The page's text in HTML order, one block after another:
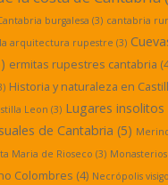
burgalesa (3) cantabria
arquitectura rupestre (3)
ermitas rupestres cantabria
Historia y naturaleza en
Leon (3) Lugares
de Cantabria (5)
Maria de Rioseco (3)
Colombres (4) Necrópolis